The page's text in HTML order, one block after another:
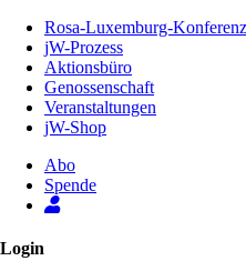
Inhalt
Seite
Rosa-Luxemburg-Konferenz
jW-Prozess
Aktionsbüro
Genossenschaft
Veranstaltungen
jW-Shop
Abo
Spende
Login